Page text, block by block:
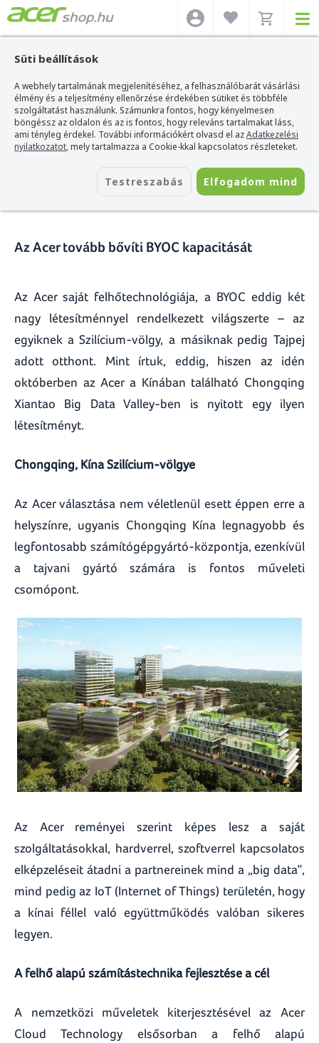
Süti beállítások
A webhely tartalmának megjelenítéséhez, a felhasználóbarát vásárlási
élmény és a teljesítmény ellenőrzése érdekében sütiket és többféle
szolgáltatást használunk. Számunkra fontos, hogy kényelmesen
böngéssz az oldalon és az is fontos, hogy releváns tartalmakat láss,
ami tényleg érdekel. További információkért olvasd el azAdatkezelési
nyilatkozatot, mely tartalmazza a Cookie-kkal kapcsolatos részleteket.
Testreszabás Elfogadom mind
Acer webshop>Hírek>Az Acer tovább bővíti BYOC kapacitását
Az Acer tovább bővíti BYOC
kapacitását
Az Acer tovább bővíti BYOC kapacitását
Az Acer saját felhőtechnológiája, a BYOC eddig két
nagy létesítménnyel rendelkezett világszerte – az
egyiknek a Szilícium-völgy, a másiknak pedig Tajpej
adott otthont. Mint írtuk, eddig, hiszen az idén
októberben az Acer a Kínában található Chongqing
Xiantao Big Data Valley-ben is nyitott egy ilyen
létesítményt.
Chongqing, Kína Szilícium-völgye
Az Acer választása nem véletlenül esett éppen erre a
helyszínre, ugyanis Chongqing Kína legnagyobb és
legfontosabb számítógépgyártó-központja, ezenkívül
a tajvani gyártó számára is fontos műveleti
csomópont.
Az Acer reményei szerint képes lesz a saját
szolgáltatásokkal, hardverrel, szoftverrel kapcsolatos
elképzeléseit átadni a partnereinek mind a „big data”,
mind pedig az IoT (Internet of Things) területén, hogy
a kínai féllel való együttműködés valóban sikeres
legyen.
A felhő alapú számítástechnika fejlesztése a cél
A nemzetközi műveletek kiterjesztésével az Acer
Cloud Technology elsősorban a felhő alapú